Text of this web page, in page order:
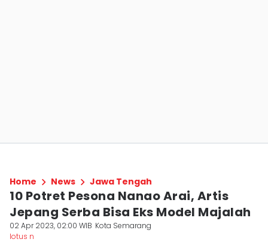
Home News Jawa Tengah
10 Potret Pesona Nanao Arai, Artis
Jepang Serba Bisa Eks Model Majalah
02 Apr 2023, 02:00 WIB Kota Semarang
lotus n